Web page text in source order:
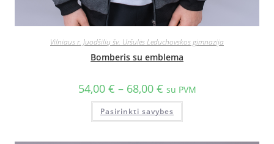
Vilniaus r. Juodšilių šv. Uršulės Leduchovskos gimnazija
Bomberis su emblema
54,00 € – 68,00 € su PVM
Pasirinkti savybes